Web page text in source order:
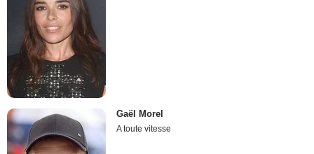
Gaël Morel
A toute vitesse